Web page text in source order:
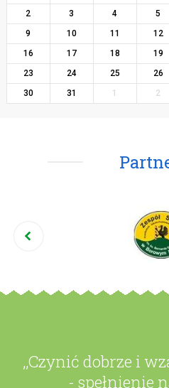
2
3 4 5
9
10 11 12
16
17 18 19
23
24 25 26
30
31 1 2
,,Czynić dobrze i
- spełnienie